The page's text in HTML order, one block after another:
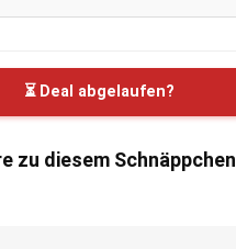
⏳ Deal abgelaufen?
zu diesem Schnäppchen